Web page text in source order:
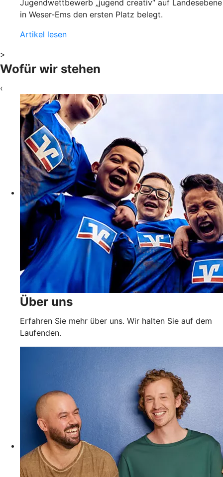
Jugendwettbewerb „jugend creativ“ auf Landesebene
in Weser-Ems den ersten Platz belegt.
Artikel lesen
>
Wofür wir stehen
‹
Über uns
Erfahren Sie mehr über uns. Wir halten Sie auf dem
Laufenden.